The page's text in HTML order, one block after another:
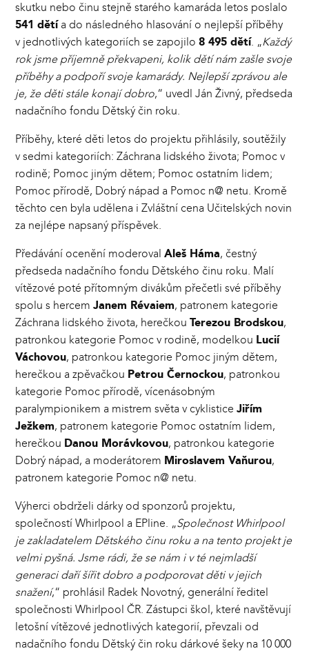
skutku nebo činu stejně starého kamaráda letos poslalo
541 dětía do následného hlasování o nejlepší příběhy
v jednotlivých kategoriích se zapojilo8 495 dětí. „Každý
rok jsme příjemně překvapeni, kolik dětí nám zašle svoje
příběhy a podpoří svoje kamarády. Nejlepší zprávou ale
je, že děti stále konají dobro,“ uvedl Ján Živný, předseda
nadačního fondu Dětský čin roku.
Příběhy, které děti letos do projektu přihlásily, soutěžily
v sedmi kategoriích: Záchrana lidského života; Pomoc v
rodině; Pomoc jiným dětem; Pomoc ostatním lidem;
Pomoc přírodě, Dobrý nápad a Pomoc n@ netu. Kromě
těchto cen byla udělena i Zvláštní cena Učitelských novin
za nejlépe napsaný příspěvek.
Předávání ocenění moderovalAleš Háma, čestný
předseda nadačního fondu Dětského činu roku. Malí
vítězové poté přítomným divákům přečetli své příběhy
spolu s hercemJanem Révaiem, patronem kategorie
Záchrana lidského života, herečkouTerezou Brodskou,
patronkou kategorie Pomoc v rodině, modelkou Lucií
Váchovou, patronkou kategorie Pomoc jiným dětem,
herečkou a zpěvačkou Petrou Černockou, patronkou
kategorie Pomoc přírodě, vícenásobným
paralympionikem a mistrem světa v cyklisticeJiřím
Ježkem, patronem kategorie Pomoc ostatním lidem,
herečkou Danou Morávkovou, patronkou kategorie
Dobrý nápad, a moderátorem Miroslavem Vaňurou,
patronem kategorie Pomoc n@ netu.
Výherci obdrželi dárky od sponzorů projektu,
společností Whirlpool a EPline. „Společnost Whirlpool
je zakladatelem Dětského činu roku a na tento projekt je
velmi pyšná. Jsme rádi, že se nám i v té nejmladší
generaci daří šířit dobro a podporovat děti v jejich
snažení,“ prohlásil Radek Novotný, generální ředitel
společnosti Whirlpool ČR. Zástupci škol, které navštěvují
letošní vítězové jednotlivých kategorií, převzali od
nadačního fondu Dětský čin roku dárkové šeky na 10 000